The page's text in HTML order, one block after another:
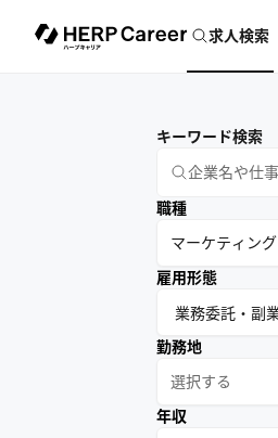
求人検索
キーワード検索
職種
マーケティング
雇用形態
勤務地
選択する
年収